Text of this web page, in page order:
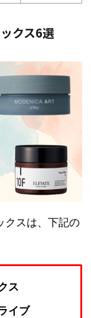
クス6選
クスは、下記の
ス
イブ